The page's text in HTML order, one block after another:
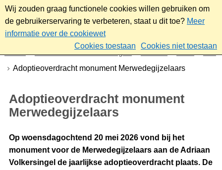
Wij zouden graag functionele cookies willen gebruiken om
de gebruikerservaring te verbeteren, staat u dit toe? Meer
informatie over de cookiewet
Cookies toestaan
Cookies niet toestaan
Nieuws & bekendmakingen Nieuws 2026
Mei
Adoptieoverdracht monument Merwedegijzelaars
Adoptieoverdracht monument
Merwedegijzelaars
Op woensdagochtend 20 mei 2026 vond bij het
monument voor de Merwedegijzelaars aan de Adriaan
Volkersingel de jaarlijkse adoptieoverdracht plaats. De